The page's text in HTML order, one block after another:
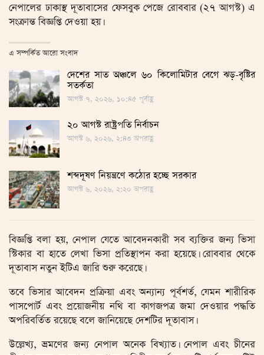
নেপালের ঢাকাস্থ দূতাবাসের ফেসবুক পেজে রোববার (২৭ আগস্ট) এ
সংক্রান্ত বিজ্ঞপ্তি দেওয়া হয়।
এ সম্পর্কিত আরো সংবাদ
দেশের সাত অঞ্চলে ৬০ কিলোমিটার বেগে ঝড়-বৃষ্টির
সতর্কতা
আগস্ট ৭, ২০২৬, ১০:৪৫ পূর্বাহ্ণ
২০ আগস্ট রাষ্ট্রপতি নির্বাচন
আগস্ট ৬, ২০২৬, ২:৪৩ অপরাহ্ণ
শব্দদূষণ নিয়ন্ত্রণে কঠোর হচ্ছে সরকার
আগস্ট ৬, ২০২৬, ২:২০ অপরাহ্ণ
বিজ্ঞপ্তি বলা হয়, নেপাল যেতে আবেদনকারী সব ব্যক্তির জন্য ভিসা
স্টিকার বা হাতে লেখা ভিসা প্রতিস্থাপন করা হয়েছে। রোববার থে‌কে
দূতাবাস নতুন ইটিএ জারি শুরু করেছে।
তবে ভিসার আবেদন প্রক্রিয়া এবং অন্যান্য পূর্বশর্ত, যেমন শারীরিক
পাসপোর্ট এবং প্রয়োজনীয় নথি বা কাগজপত্র জমা দেওয়ার পদ্ধ‌তি
অপরিবর্তিত রয়েছে ব‌লে জানিয়েছে দেশটির দূতাবাস।
উল্লেখ্য, ভ্রমণের জন্য নেপাল অনেক বিখ্যাত। নেপাল এবং চীনের